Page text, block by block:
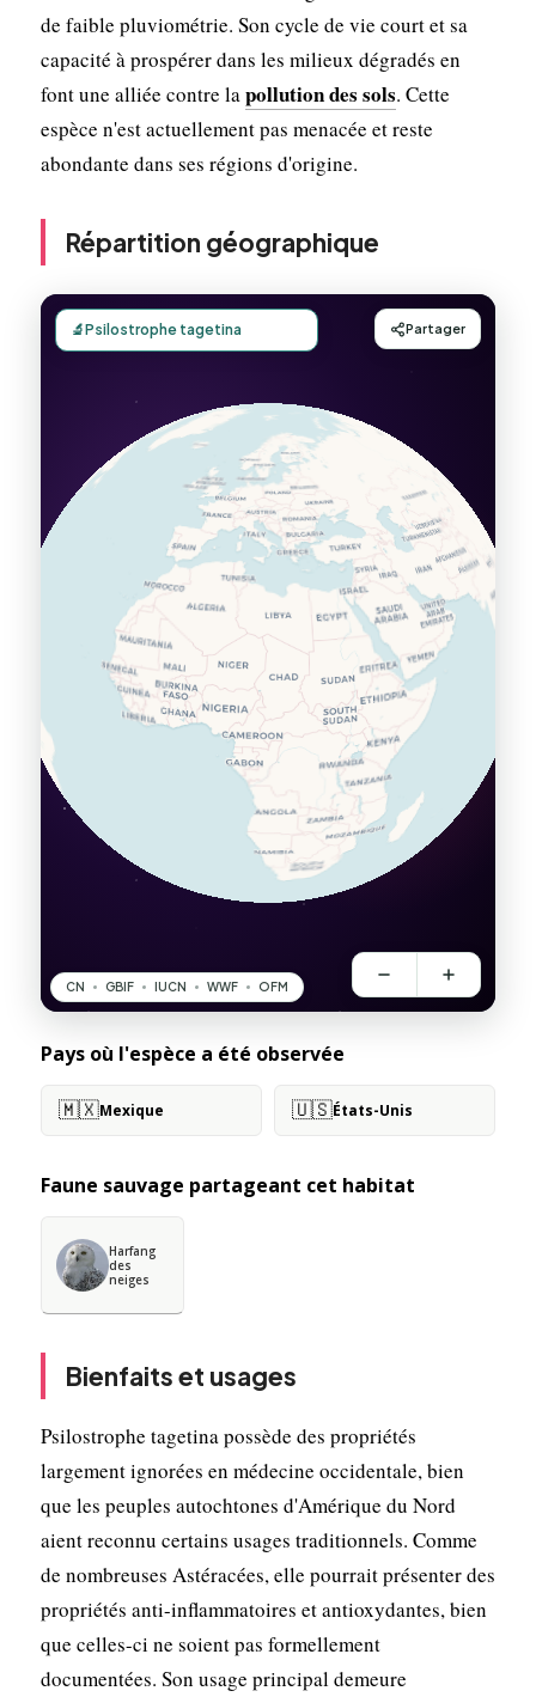
de faible pluviométrie. Son cycle de vie court et sa
capacité à prospérer dans les milieux dégradés en
font une alliée contre lapollution des sols. Cette
espèce n'est actuellement pas menacée et reste
abondante dans ses régions d'origine.
Répartition géographique
Pays où l'espèce a été observée
🇲🇽Mexique 🇺🇸États-Unis
Faune sauvage partageant cet habitat
Harfang
des
neiges
Bienfaits et usages
Psilostrophe tagetina possède des propriétés
largement ignorées en médecine occidentale, bien
que les peuples autochtones d'Amérique du Nord
aient reconnu certains usages traditionnels. Comme
de nombreuses Astéracées, elle pourrait présenter des
propriétés anti-inflammatoires et antioxydantes, bien
que celles-ci ne soient pas formellement
documentées. Son usage principal demeure